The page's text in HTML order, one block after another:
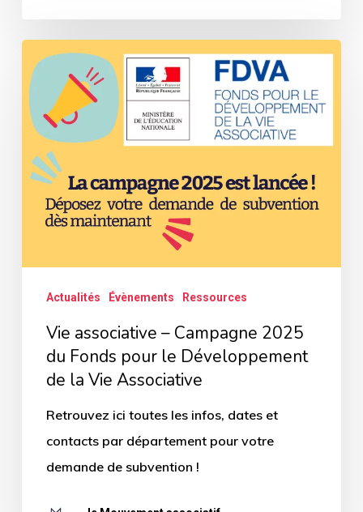
associative
Campagne
2025
du
Fonds
Associative
Actualités Évènements Ressources
Vie associative – Campagne 2025
du Fonds pour le Développement
de la Vie Associative
Retrouvez ici toutes les infos, dates et
contacts par département pour votre
demande de subvention !